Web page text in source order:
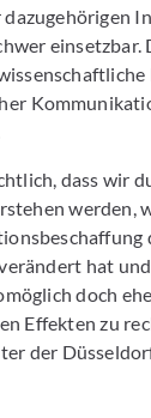
einsetzbar.
dass wir
werden,
hat
doch
Effekten zu
der